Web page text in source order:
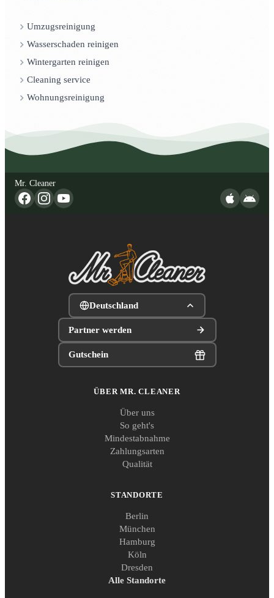
Umzugsreinigung
Wasserschaden reinigen
Wintergarten reinigen
Cleaning service
Wohnungsreinigung
Mr. Cleaner
Deutschland
Partner werden
Gutschein
ÜBER MR. CLEANER
Über uns
So geht's
Mindestabnahme
Zahlungsarten
Qualität
STANDORTE
Berlin
München
Hamburg
Köln
Dresden
Alle Standorte